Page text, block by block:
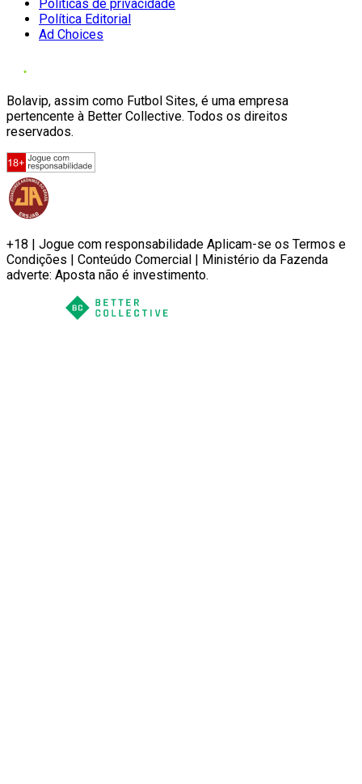
Políticas de privacidade
Política Editorial
Ad Choices
Bolavip, assim como Futbol Sites, é uma empresa
pertencente à Better Collective. Todos os direitos
reservados.
+18 | Jogue com responsabilidade Aplicam-se os Termos e
Condições | Conteúdo Comercial | Ministério da Fazenda
adverte: Aposta não é investimento.